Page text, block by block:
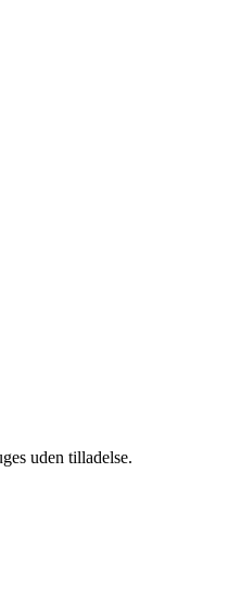
uden tilladelse.